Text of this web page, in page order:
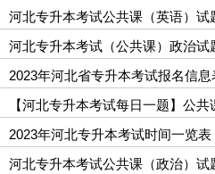
河北专升本考试公共课（英语）试
河北专升本考试（公共课）政治试
2023年河北省专升本考试报名信息
【河北专升本考试每日一题】公共
2023年河北专升本考试时间一览表
河北专升本考试公共课（政治）试